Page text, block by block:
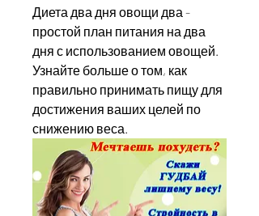
Диета два дня овощи два -
простой план питания на два
дня с использованием овощей.
Узнайте больше о том, как
правильно принимать пищу для
достижения ваших целей по
снижению веса.